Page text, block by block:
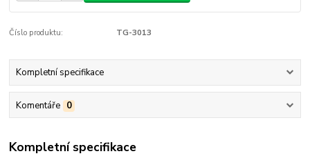
Číslo produktu: TG-3013
Kompletní specifikace
Komentáře 0
Kompletní specifikace